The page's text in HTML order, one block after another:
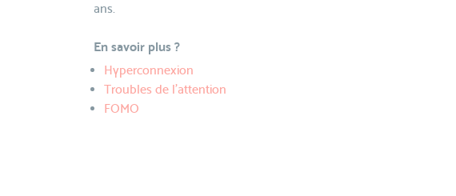
ans.
En savoir plus ?
Hyperconnexion
Troubles de l’attention
FOMO